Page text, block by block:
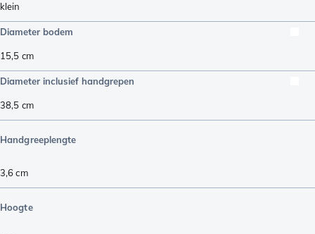
klein
Diameter bodem
15,5 cm
Diameter inclusief handgrepen
38,5 cm
Handgreeplengte
3,6cm
Hoogte